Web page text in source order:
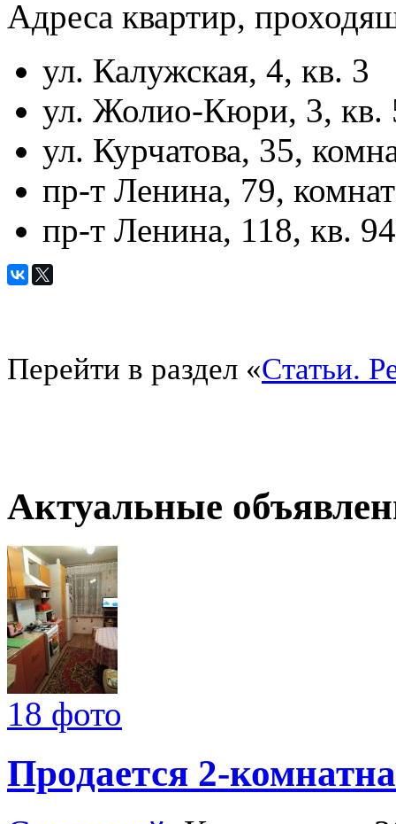
Адреса квартир,
ул. Калужская, 4, кв. 3
ул. Жолио-Кюри, 3, кв.
ул. Курчатова, 35,
пр-т Ленина, 79,
пр-т Ленина, 118, кв.
Перейти в раздел «Статьи.
Актуальные
18 фото
Продается 2-